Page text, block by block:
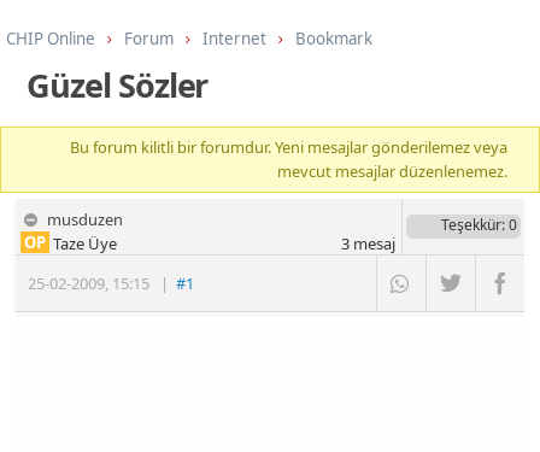
CHIP Online Forum Internet Bookmark
Güzel Sözler
Bu forum kilitli bir forumdur. Yeni mesajlar gönderilemez veya
mevcut mesajlar düzenlenemez.
musduzen
25-02-2009, 15:15 |#1
OP Taze Üye
Teşekkür: 0
3mesaj